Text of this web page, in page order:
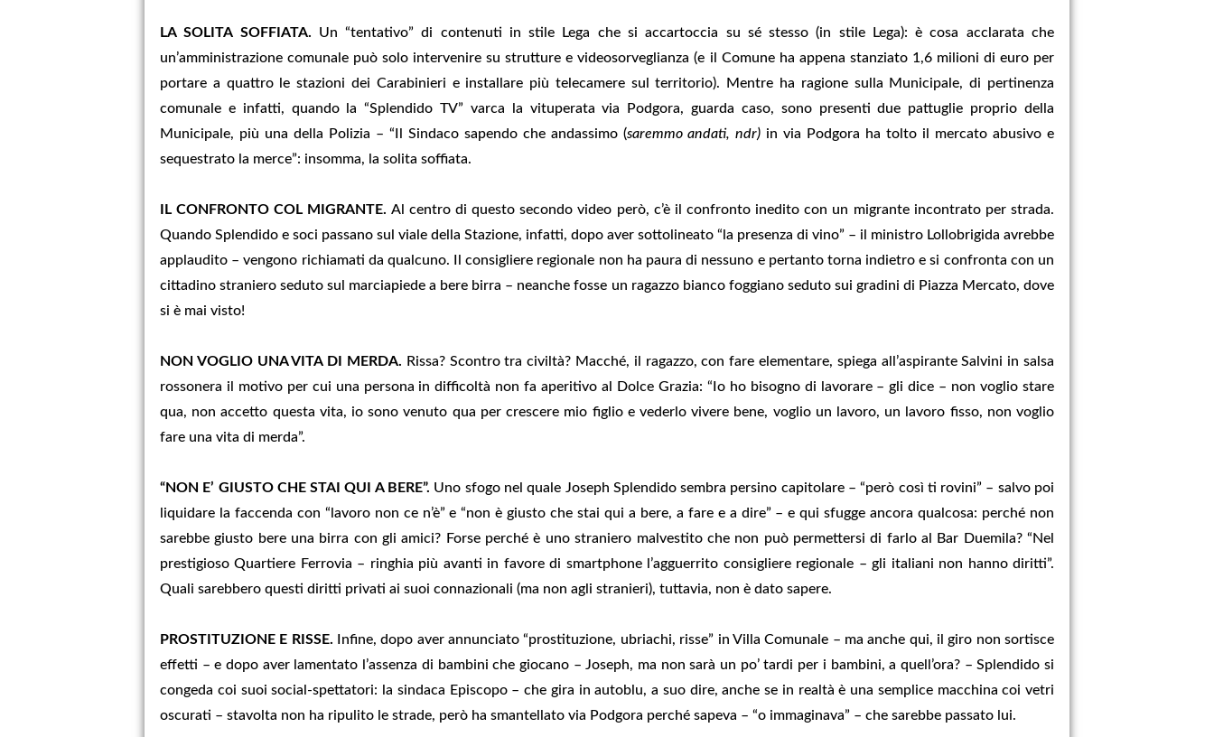
LA SOLITA SOFFIATA. Un “tentativo” di contenuti in stile Lega che si accartoccia su sé stesso (in stile Lega): è cosa acclarata che
un’amministrazione comunale può solo intervenire su strutture e videosorveglianza (e il Comune ha appena stanziato 1,6 milioni di euro per
portare a quattro le stazioni dei Carabinieri e installare più telecamere sul territorio). Mentre ha ragione sulla Municipale, di pertinenza
comunale e infatti, quando la “Splendido TV” varca la vituperata via Podgora, guarda caso, sono presenti due pattuglie proprio della
Municipale, più una della Polizia – “Il Sindaco sapendo che andassimo (saremmo andati, ndr) in via Podgora ha tolto il mercato abusivo e
sequestrato la merce”: insomma, la solita soffiata.
IL CONFRONTO COL MIGRANTE. Al centro di questo secondo video però, c’è il confronto inedito con un migrante incontrato per strada.
Quando Splendido e soci passano sul viale della Stazione, infatti, dopo aver sottolineato “la presenza di vino” – il ministro Lollobrigida avrebbe
applaudito – vengono richiamati da qualcuno. Il consigliere regionale non ha paura di nessuno e pertanto torna indietro e si confronta con un
cittadino straniero seduto sul marciapiede a bere birra – neanche fosse un ragazzo bianco foggiano seduto sui gradini di Piazza Mercato, dove
si è mai visto!
NON VOGLIO UNA VITA DI MERDA. Rissa? Scontro tra civiltà? Macché, il ragazzo, con fare elementare, spiega all’aspirante Salvini in salsa
rossonera il motivo per cui una persona in difficoltà non fa aperitivo al Dolce Grazia: “Io ho bisogno di lavorare – gli dice – non voglio stare
qua, non accetto questa vita, io sono venuto qua per crescere mio figlio e vederlo vivere bene, voglio un lavoro, un lavoro fisso, non voglio
fare una vita di merda”.
“NON E’ GIUSTO CHE STAI QUI A BERE”. Uno sfogo nel quale Joseph Splendido sembra persino capitolare – “però così ti rovini” – salvo poi
liquidare la faccenda con “lavoro non ce n’è” e “non è giusto che stai qui a bere, a fare e a dire” – e qui sfugge ancora qualcosa: perché non
sarebbe giusto bere una birra con gli amici? Forse perché è uno straniero malvestito che non può permettersi di farlo al Bar Duemila? “Nel
prestigioso Quartiere Ferrovia – ringhia più avanti in favore di smartphone l’agguerrito consigliere regionale – gli italiani non hanno diritti”.
Quali sarebbero questi diritti privati ai suoi connazionali (ma non agli stranieri), tuttavia, non è dato sapere.
PROSTITUZIONE E RISSE. Infine, dopo aver annunciato “prostituzione, ubriachi, risse” in Villa Comunale – ma anche qui, il giro non sortisce
effetti – e dopo aver lamentato l’assenza di bambini che giocano – Joseph, ma non sarà un po’ tardi per i bambini, a quell’ora? – Splendido si
congeda coi suoi social-spettatori: la sindaca Episcopo – che gira in autoblu, a suo dire, anche se in realtà è una semplice macchina coi vetri
oscurati – stavolta non ha ripulito le strade, però ha smantellato via Podgora perché sapeva – “o immaginava” – che sarebbe passato lui.